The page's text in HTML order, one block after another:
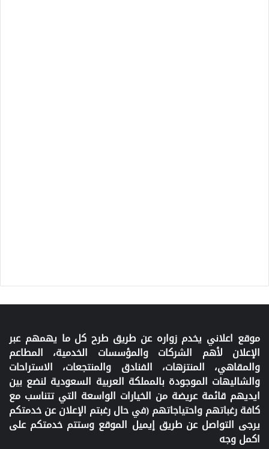
موقع اعلاني يخدم زواره عن طريق طرح كل ما يهمهم عبر
الإعلان لأهم الشركات والمؤسسات الخدمية، المطاعم
والمقاهي، المنتزهات، الفنادق والمنتجعات، الاستراحات
والشاليهات الموجودة بالمملكة العربية السعودية لنضع بين
ايديهم قائمة عريضة من الخيارات الواسعة التي تتناسب مع
كافة رغباتهم واحتياجاتهم (في حال رغبتم الإعلان عن خدمتكم
يرجى التواصل عن طريق إيميل الموقع وستتم خدمتكم على
اكمل وجه